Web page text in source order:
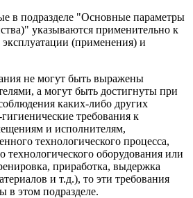
в подразделе "Основные параметры
указываются применительно к
(применения) и
не могут быть выражены
а могут быть достигнуты при
каких-либо других
требования к
и исполнителям,
технологического процесса,
технологического оборудования или
приработка, выдержка
и т.д.), то эти требования
в этом подразделе.